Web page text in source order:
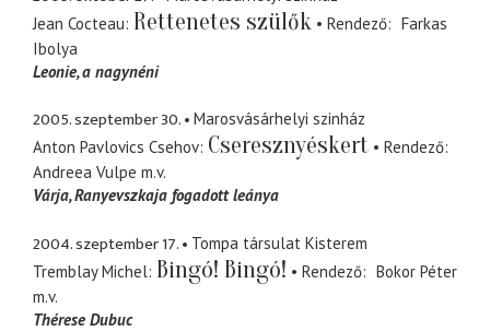
Jean Cocteau Rettenetes szülők Rendező
Farkas
Ibolya
Leonie a nagynéni
2005. szeptember 30.
Marosvásárhelyi szinház
Anton Pavlovics Csehov Cseresznyéskert
Rendező
Andreea Vulpe m.v.
Várja Ranyevszkaja fogadott leánya
2004. szeptember 17.
Tompa társulat Kisterem
Tremblay Michel Bingó! Bingó! Rendező
Bokor Péter
m.v.
Thérese Dubuc